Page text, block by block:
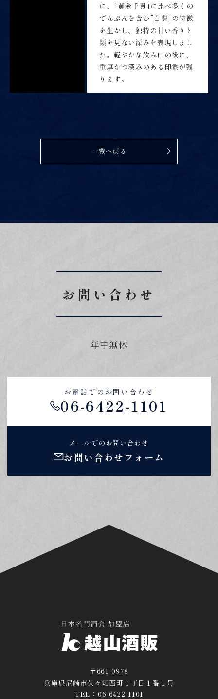
に、｢黄金千貫｣に比べ多くの
でんぷんを含む｢白豊｣の特徴
を生かし、独特の甘い香りと
類を見ない深みを表現しまし
た。軽やかな飲み口の後に、
重厚かつ深みのある印象が残
ります。
一覧へ戻る
お問い合わせ
年中無休
お電話でのお問い合わせ
06-6422-1101
メールでのお問い合わせ
お問い合わせフォーム
〒661-0978
兵庫県尼崎市久々知西町１丁目１番１号
TEL：06-6422-1101